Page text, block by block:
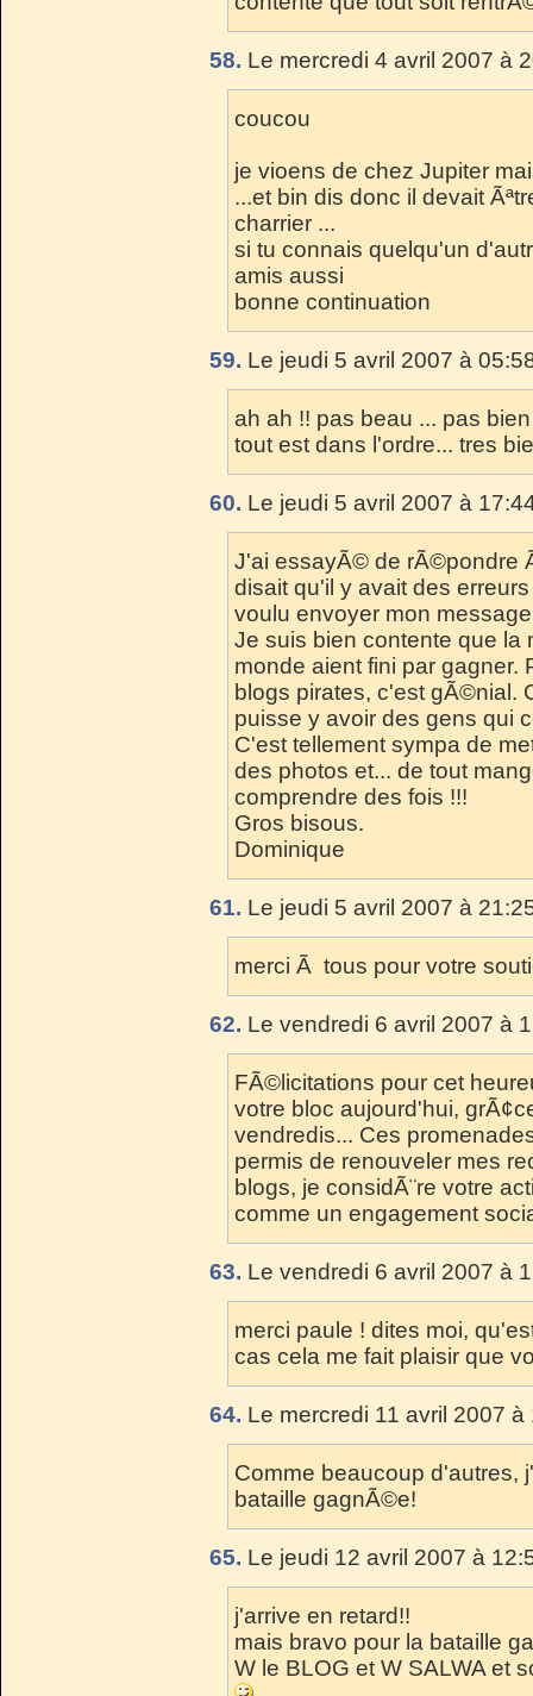
58. Le mercredi 4 avril 2007 à
coucou
je vioens de chez Jupiter
...et bin dis donc il devait
charrier ...
si tu connais quelqu'un
amis aussi
bonne continuation
59. Le jeudi 5 avril 2007 à
ah ah !! pas beau ... pas
tout est dans l'ordre... tres
60. Le jeudi 5 avril 2007 à
J'ai essayÃ© de rÃ©pondre
disait qu'il y avait des
voulu envoyer mon
Je suis bien contente que la
monde aient fini par
blogs pirates, c'est gÃ©nial.
puisse y avoir des gens qui
C'est tellement sympa de
des photos et... de tout
comprendre des fois !!!
Gros bisous.
Dominique
61. Le jeudi 5 avril 2007 à
merci Ã tous pour votre
62. Le vendredi 6 avril 2007 à
FÃ©licitations pour cet
votre bloc aujourd'hui,
vendredis... Ces
permis de renouveler mes
blogs, je considÃ¨re votre
comme un engagement
63. Le vendredi 6 avril 2007 à
merci paule ! dites moi,
cas cela me fait plaisir que
64. Le mercredi 11 avril 2007
Comme beaucoup d'autres,
bataille gagnÃ©e!
65. Le jeudi 12 avril 2007 à
j'arrive en retard!!
mais bravo pour la bataille
W le BLOG et W SALWA et